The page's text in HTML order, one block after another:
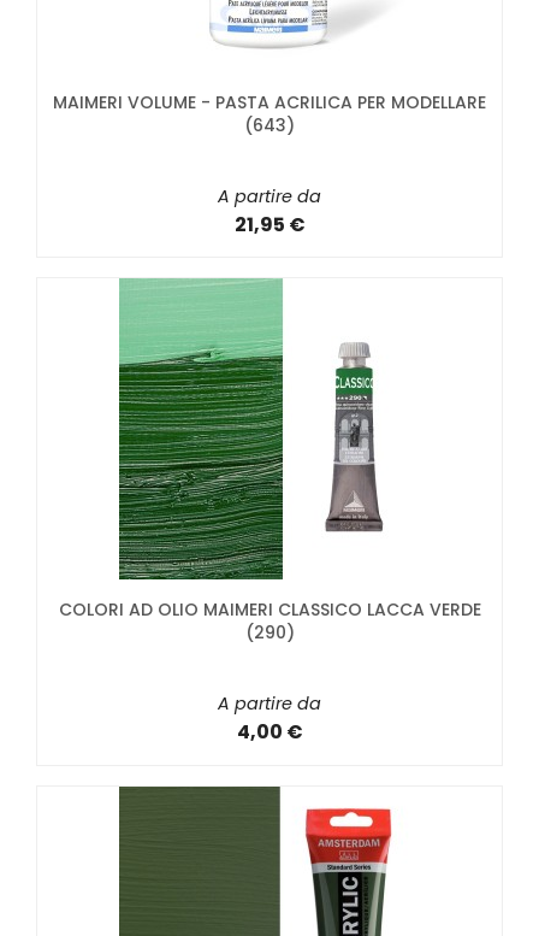
MAIMERI VOLUME - PASTA ACRILICA PER MODELLARE
(643)
A partire da
21,95 €
COLORI AD OLIO MAIMERI CLASSICO LACCA VERDE
(290)
A partire da
4,00 €